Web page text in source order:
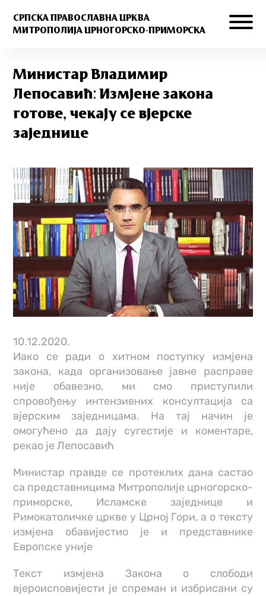
СРПСКА ПРАВОСЛАВНА ЦРКВА
МИТРОПОЛИЈА ЦРНОГОРСКО-ПРИМОРСКА
Министар Владимир
Лепосавић: Измјене закона
готове, чекају се вјерске
заједнице
10.12.2020.
Иако се ради о хитном поступку измјена
закона, када организовање јавне расправе
није обавезно, ми смо приступили
спровођењу интензивних консултација са
вјерским заједницама. На тај начин је
омогућено да дају сугестије и коментаре,
рекао је Лепосавић
Министар правде се протеклих дана састао
са представницима Митрополије црногорско-
приморске, Исламске заједнице и
Римокатоличке цркве у Црној Гори, а о тексту
измјена обавијестио је и представнике
Европске уније
Текст измјена Закона о слободи
вјероисповијести је спреман и избрисани су